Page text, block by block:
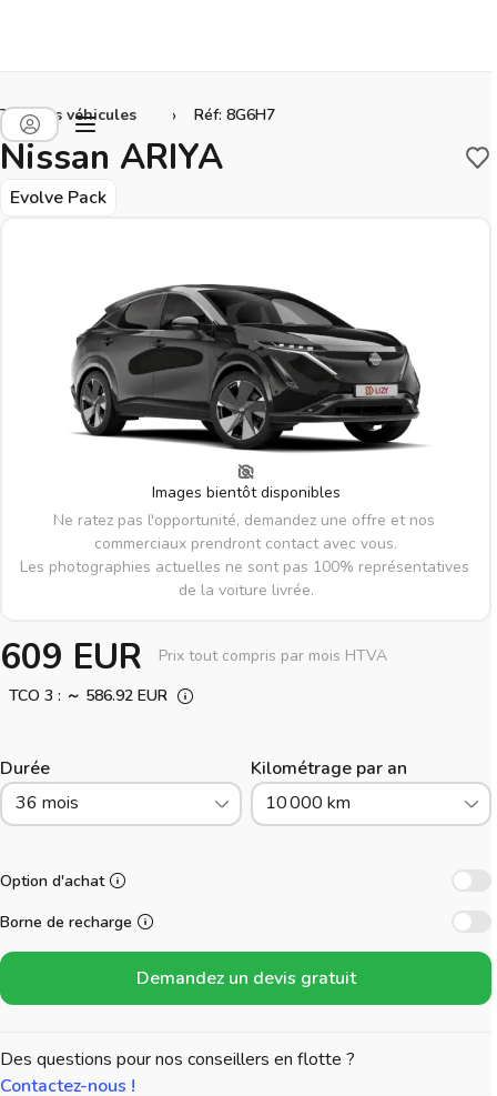
Tous les véhicules › Réf: 8G6H7
Nissan ARIYA
Evolve Pack
Images bientôt disponibles
Ne ratez pas l'opportunité, demandez une offre et nos
commerciaux prendront contact avec vous.
Les photographies actuelles ne sont pas 100% représentatives
de la voiture livrée.
609 EUR
Prix tout compris par mois HTVA
TCO 3 : ～ 586.92 EUR
Durée
36 mois
Kilométrage par an
10 000 km
Option d'achat
Borne de recharge
Demandez un devis gratuit
Des questions pour nos conseillers en flotte ?
Contactez-nous !